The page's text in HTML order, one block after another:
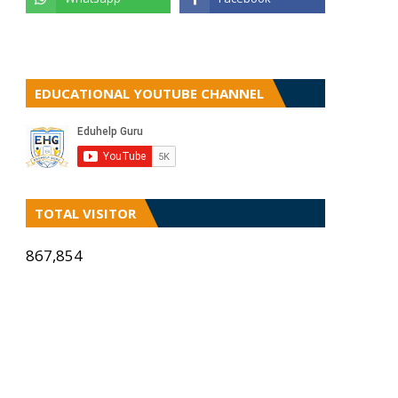
EDUCATIONAL YOUTUBE CHANNEL
TOTAL VISITOR
867,854